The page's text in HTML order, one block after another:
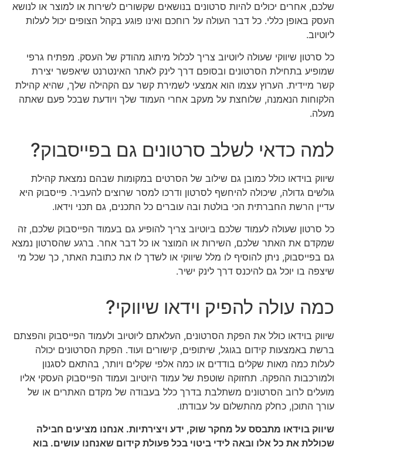
שלכם, אחרים יכולים להיות סרטונים בנושאים שקשורים לשירות או למוצר או לנושא
העסק באופן כללי. כל דבר העולה על רוחכם ואינו פוגע בקהל הצופים יכול לעלות
ליוטיוב.
כל סרטון שיווקי שעולה ליוטיוב צריך לכלול מיתוג מהודק של העסק. מפתיח גרפי
שמופיע בתחילת הסרטונים ובסופם דרך לינק לאתר האינטרנט שיאפשר יצירת
קשר מיידית. הערוץ עצמו הוא אמצעי לשמירת קשר עם הקהילה שלך, שהיא קהילת
הלקוחות הנאמנה, שלוחצת על מעקב אחרי העמוד שלך ויודעת שבכל פעם שאתה
מעלה.
למה כדאי לשלב סרטונים גם בפייסבוק?
שיווק בוידאו כולל כמובן גם שילוב של הסרטים במקומות שבהם נמצאת קהילת
גולשים גדולה, שיכולה להיחשף לסרטון ודרכו למסר שרוצים להעביר. פייסבוק היא
עדיין הרשת החברתית הכי בולטת ובה עוברים כל התכנים, גם תכני וידאו.
כל סרטון שעולה לעמוד שלכם ביוטיוב צריך להופיע גם בעמוד הפייסבוק שלכם, זה
שמקדם את האתר שלכם, השירות או המוצר או כל דבר אחר. ברגע שהסרטון נמצא
גם בפייסבוק, ניתן להוסיף לו מלל שיווקי או לשדך לו את כתובת האתר, כך שכל מי
שיצפה בו יוכל גם להיכנס דרך לינק ישיר.
כמה עולה להפיק וידאו שיווקי?
שיווק בוידאו כולל את הפקת הסרטונים, העלאתם ליוטיוב ולעמוד הפייסבוק והפצתם
ברשת באמצעות קידום בגוגל, שיתופים, קישורים ועוד. הפקת הסרטונים יכולה
לעלות כמה מאות שקלים בודדים או כמה אלפי שקלים ויותר, בהתאם לסגנון
ולמורכבות ההפקה. תחזוקה שוטפת של עמוד היוטיוב ועמוד הפייסבוק העסקי אליו
מועלים לרוב הסרטונים משתלבת בדרך כלל בעבודה של מקדם האתרים או של
עורך התוכן, כחלק מהתשלום על עבודתו.
שיווק בוידאו מתבסס על מחקר שוק, ידע ויצירתיות. אנחנו מציעים חבילה
שכוללת את כל אלו ובאה לידי ביטוי בכל פעולת קידום שאנחנו עושים. בוא